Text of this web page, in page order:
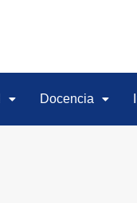
Docencia